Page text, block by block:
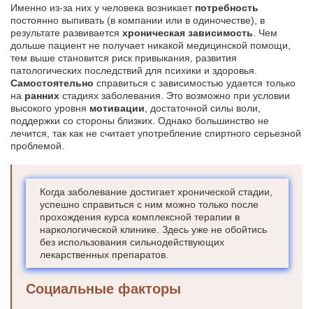
Именно из-за них у человека возникает потребность
постоянно выпивать (в компании или в одиночестве), в
результате развивается хроническая зависимость . Чем
дольше пациент не получает никакой медицинской помощи,
тем выше становится риск привыкания, развития
патологических последствий для психики и здоровья.
Самостоятельно справиться с зависимостью удается только
на ранних стадиях заболевания. Это возможно при условии
высокого уровня мотивации , достаточной силы воли,
поддержки со стороны близких. Однако большинство не
лечится, так как не считает употребление спиртного серьезной
проблемой.
Когда заболевание достигает хронической стадии,
успешно справиться с ним можно только после
прохождения курса комплексной терапии в
наркологической клинике. Здесь уже не обойтись
без использования сильнодействующих
лекарственных препаратов.
Социальные факторы